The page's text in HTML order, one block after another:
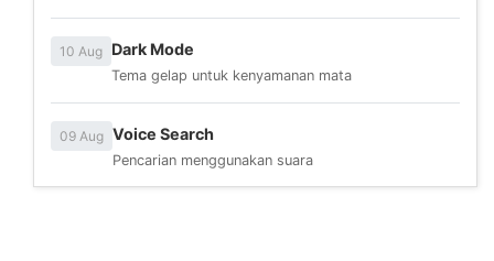
10 Aug Dark Mode
Tema gelap untuk kenyamanan mata
09 Aug Voice Search
Pencarian menggunakan suara